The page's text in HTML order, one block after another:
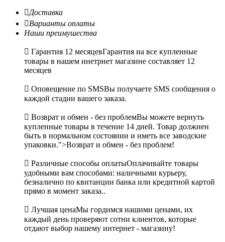
Доставка
Варианты оплаты
Наши преимушества
 Гарантия 12 месяцевГарантия на все купленные
товары в нашем инетрнет магазине составляет 12
месяцев
 Оповещение по SMSВы получаете SMS сообщения о
каждой стадии вашего заказа.
 Возврат и обмен - без проблемВы можете вернуть
купленные товары в течение 14 дней. Товар должнен
быть в нормальном состоянии и иметь все заводские
упаковки.">Возврат и обмен - без проблем!
 Различные способы оплатыОплачивайте товары
удобными вам способами: наличными курьеру,
безналично по квитанции банка или кредитной картой
прямо в момент заказа..
 Лучшая ценаМы гордимся нашими ценами, их
каждый день проверяют сотни клиентов, которые
отдают выбор нашему интернет - магазину!